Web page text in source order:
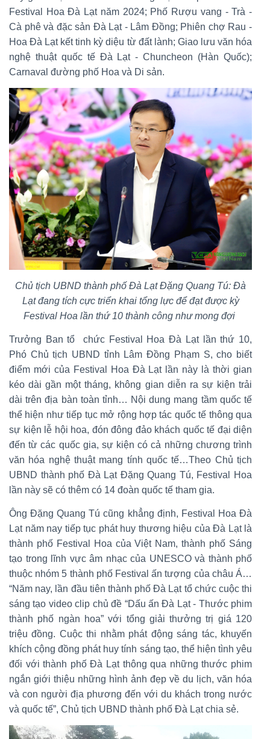
Festival Hoa Đà Lạt năm 2024; Phố Rượu vang - Trà -
Cà phê và đặc sản Đà Lạt - Lâm Đồng; Phiên chợ Rau -
Hoa Đà Lạt kết tinh kỳ diệu từ đất lành; Giao lưu văn hóa
nghệ thuật quốc tế Đà Lạt - Chuncheon (Hàn Quốc);
Carnaval đường phố Hoa và Di sản.
Chủ tịch UBND thành phố Đà Lạt Đặng Quang Tú: Đà
Lạt đang tích cực triển khai tổng lực để đạt được kỳ
Festival Hoa lần thứ 10 thành công như mong đợi
Trưởng Ban tổ chức Festival Hoa Đà Lạt lần thứ 10,
Phó Chủ tịch UBND tỉnh Lâm Đồng Phạm S, cho biết
điểm mới của Festival Hoa Đà Lạt lần này là thời gian
kéo dài gần một tháng, không gian diễn ra sự kiện trải
dài trên địa bàn toàn tỉnh… Nội dung mang tầm quốc tế
thể hiện như tiếp tục mở rộng hợp tác quốc tế thông qua
sự kiện lễ hội hoa, đón đông đảo khách quốc tế đại diện
đến từ các quốc gia, sự kiện có cả những chương trình
văn hóa nghệ thuật mang tính quốc tế…Theo Chủ tịch
UBND thành phố Đà Lạt Đặng Quang Tú, Festival Hoa
lần này sẽ có thêm có 14 đoàn quốc tế tham gia.
Ông Đặng Quang Tú cũng khẳng định, Festival Hoa Đà
Lạt năm nay tiếp tục phát huy thương hiệu của Đà Lạt là
thành phố Festival Hoa của Việt Nam, thành phố Sáng
tạo trong lĩnh vực âm nhạc của UNESCO và thành phố
thuộc nhóm 5 thành phố Festival ấn tượng của châu Á…
“Năm nay, lần đầu tiên thành phố Đà Lạt tổ chức cuộc thi
sáng tạo video clip chủ đề “Dấu ấn Đà Lạt - Thước phim
thành phố ngàn hoa” với tổng giải thưởng trị giá 120
triệu đồng. Cuộc thi nhằm phát động sáng tác, khuyến
khích cộng đồng phát huy tính sáng tạo, thể hiện tình yêu
đối với thành phố Đà Lạt thông qua những thước phim
ngắn giới thiệu những hình ảnh đẹp về du lịch, văn hóa
và con người địa phương đến với du khách trong nước
và quốc tế”, Chủ tịch UBND thành phố Đà Lạt chia sẻ.